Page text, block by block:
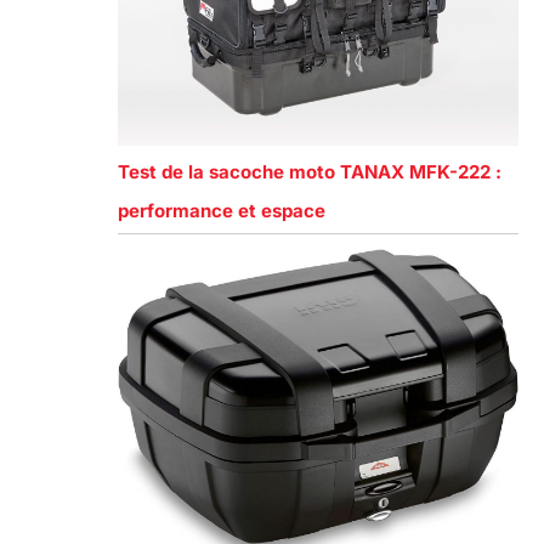
Test de la sacoche moto TANAX MFK-222 :
performance et espace